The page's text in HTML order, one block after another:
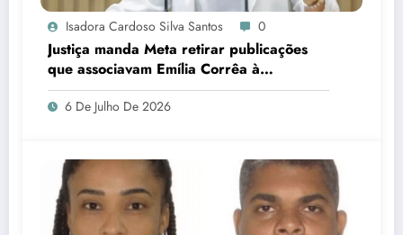
Isadora Cardoso Silva Santos 0
Justiça manda Meta retirar publicações
que associavam Emília Corrêa à
corrupção e identificar responsáveis
6 De Julho De 2026